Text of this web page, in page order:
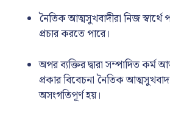
নৈতিক আত্মসুখবাদীরা নিজ
প্রচার করতে পারে।
অপর ব্যক্তির দ্বারা সম্পাদিত কর্ম
প্রকার বিবেচনা নৈতিক আত্মসুখবাদ
অসংগতিপূর্ণ হয়।